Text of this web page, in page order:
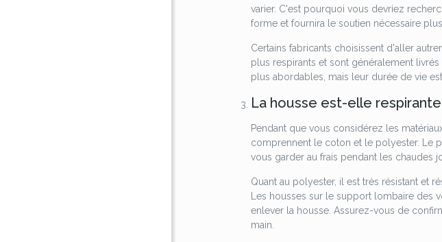
varier. C'est pourquoi vous devriez
forme et fournira le soutien nécessaire
Certains fabricants choisissent d'aller
plus respirants et sont généralement
plus abordables, mais leur durée de vie
La housse est-elle
Pendant que vous considérez les
comprennent le coton et le polyester. Le
vous garder au frais pendant les chaudes
Quant au polyester, il est très résistant et
Les housses sur le support lombaire des
enlever la housse. Assurez-vous de
main.